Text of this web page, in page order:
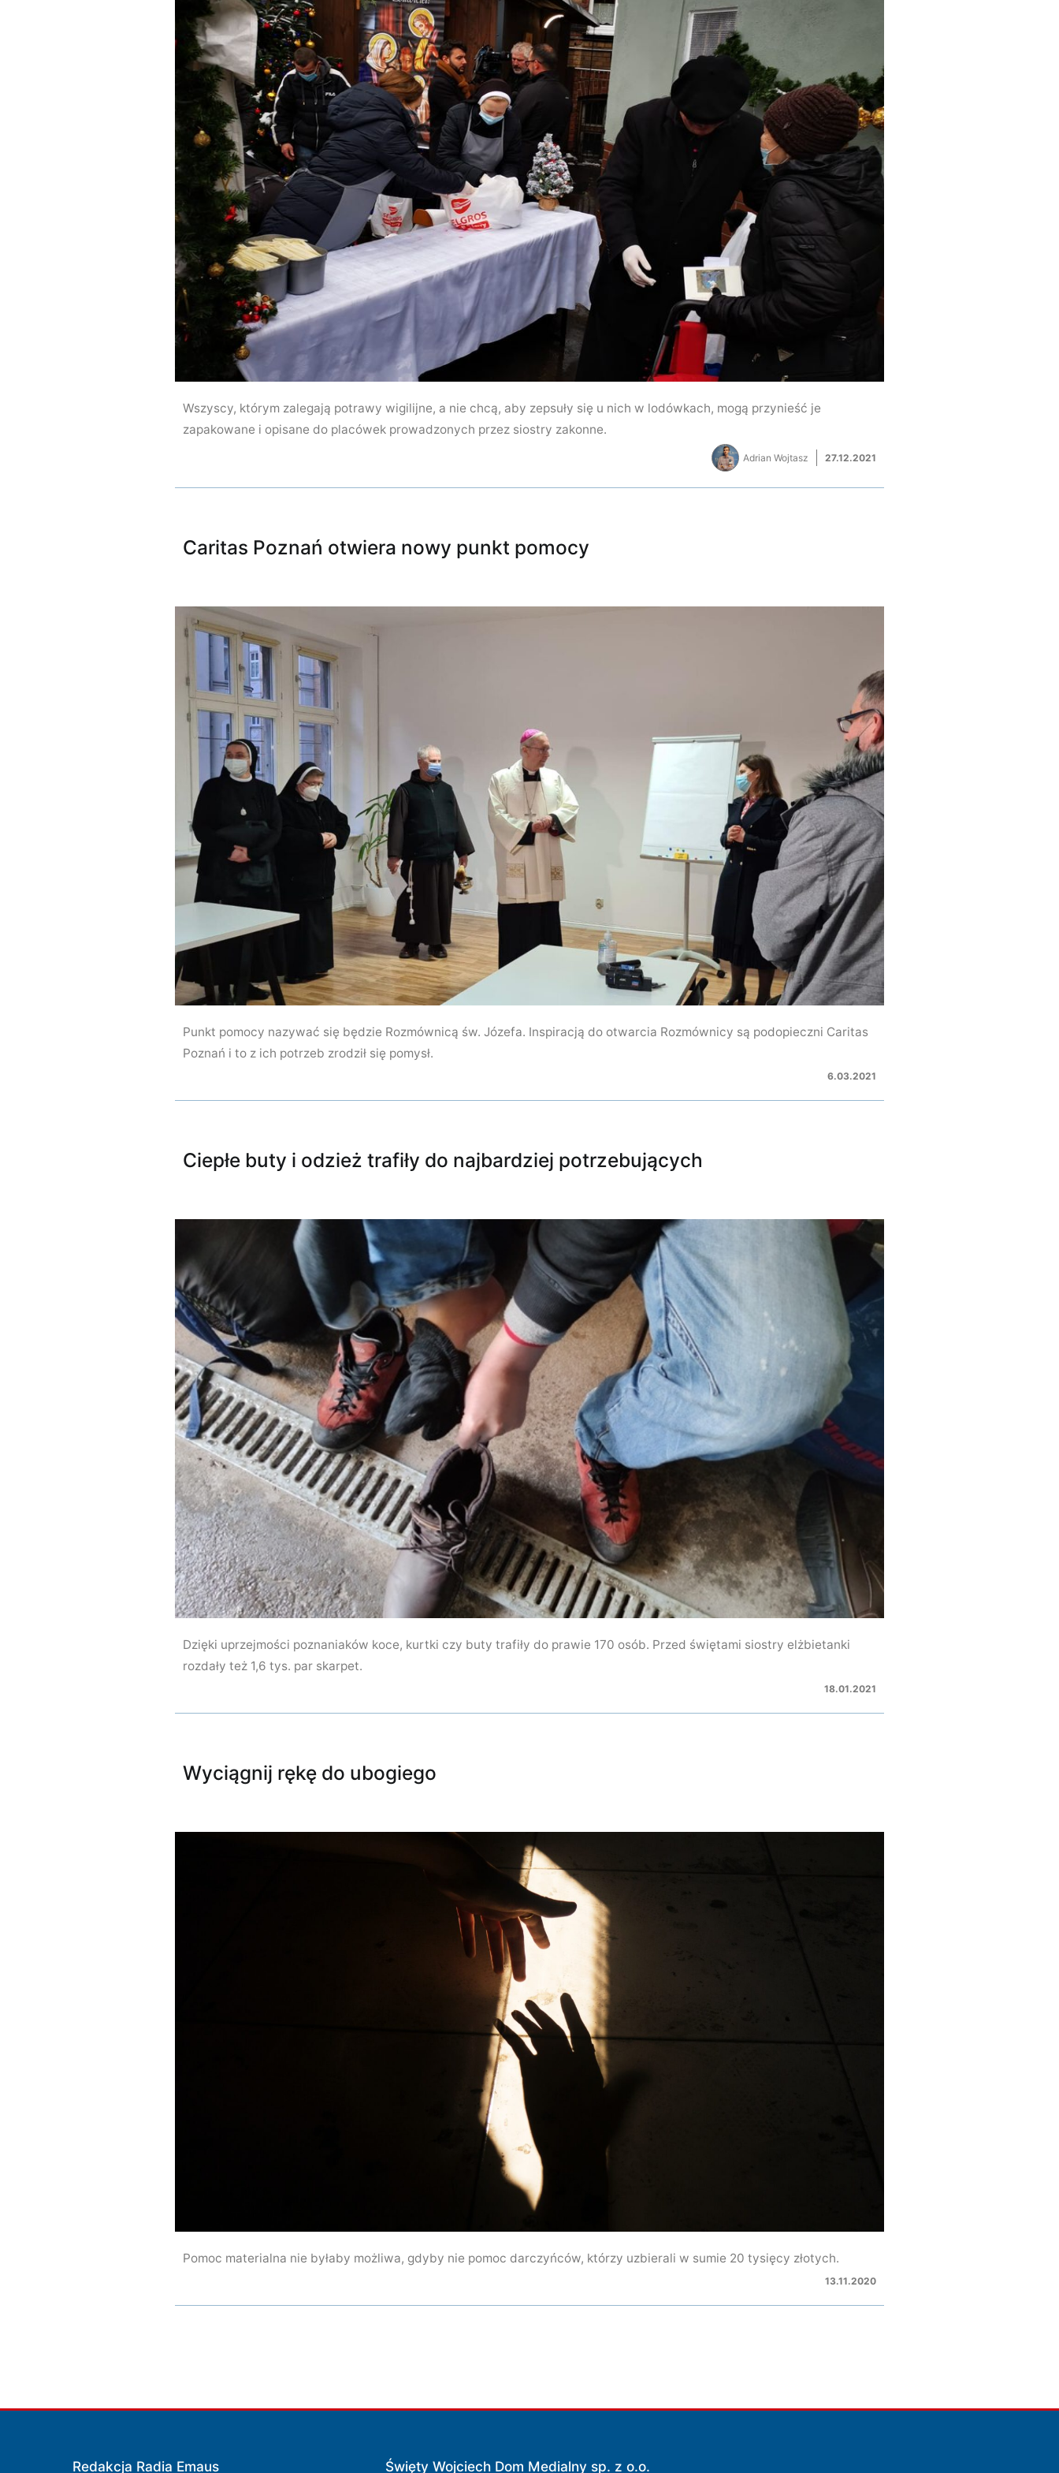
Wszyscy, którym zalegają potrawy wigilijne, a nie chcą, aby zepsuły się u nich w lodówkach, mogą przynieść je
zapakowane i opisane do placówek prowadzonych przez siostry zakonne.
Adrian Wojtasz 27.12.2021
Caritas Poznań otwiera nowy punkt pomocy
Punkt pomocy nazywać się będzie Rozmównicą św. Józefa. Inspiracją do otwarcia Rozmównicy są podopieczni Caritas
Poznań i to z ich potrzeb zrodził się pomysł.
6.03.2021
Ciepłe buty i odzież trafiły do najbardziej potrzebujących
Dzięki uprzejmości poznaniaków koce, kurtki czy buty trafiły do prawie 170 osób. Przed świętami siostry elżbietanki
rozdały też 1,6 tys. par skarpet.
18.01.2021
Wyciągnij rękę do ubogiego
Pomoc materialna nie byłaby możliwa, gdyby nie pomoc darczyńców, którzy uzbierali w sumie 20 tysięcy złotych.
13.11.2020
Redakcja Radia Emaus Święty Wojciech Dom Medialny sp. z o.o.